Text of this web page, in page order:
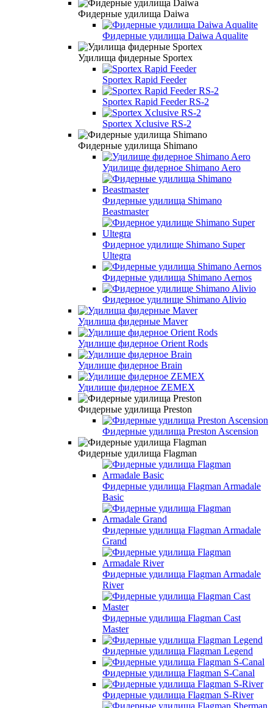
Фидерные удилища Daiwa
Фидерные удилища Daiwa Aqualite
Удилища фидерные Sportex
Sportex Rapid Feeder
Sportex Rapid Feeder RS-2
Sportex Xclusive RS-2
Фидерные удилища Shimano
Удилище фидерное Shimano Aero
Фидерные удилища Shimano
Beastmaster
Фидерное удилище Shimano Super
Ultegra
Фидерные удилища Shimano Aernos
Фидерное удилище Shimano Alivio
Удилища фидерные Maver
Удилище фидерное Orient Rods
Удилище фидерное Brain
Удилище фидерное ZEMEX
Фидерные удилища Preston
Фидерные удилища Preston Ascension
Фидерные удилища Flagman
Фидерные удилища Flagman Armadale
Basic
Фидерные удилища Flagman Armadale
Grand
Фидерные удилища Flagman Armadale
River
Фидерные удилища Flagman Cast
Master
Фидерные удилища Flagman Legend
Фидерные удилища Flagman S-Canal
Фидерные удилища Flagman S-River